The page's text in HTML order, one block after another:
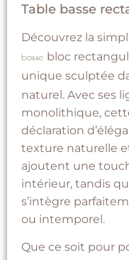
Table basse
Découvrez la
basse bloc
unique sculptée
naturel. Avec ses
monolithique,
déclaration
texture naturelle
ajoutent une
intérieur, tandis
s’intègre
ou intemporel.
Que ce soit pour